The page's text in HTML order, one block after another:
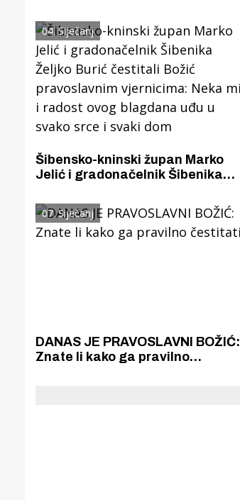
ljudsku prirodu uzdigao. Samo
kroz ljubav prema bližnjima bit
ćemo istinski učenici Njegovi.
04. Siječanj
Šibensko-kninski župan Marko
Jelić i gradonačelnik Šibenika
pravoslavnim vjernicima: Neka
mir i radost ovog blagdana uđu u
svako srce i svaki dom
07. Siječanj
DANAS JE PRAVOSLAVNI BOŽIĆ:
Znate li kako ga pravilno